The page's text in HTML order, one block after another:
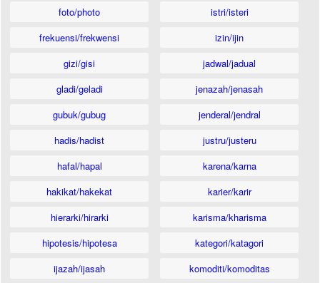
foto/photo
frekuensi/frekwensi
gizi/gisi
gladi/geladi
gubuk/gubug
hadis/hadist
hafal/hapal
hakikat/hakekat
hierarki/hirarki
hipotesis/hipotesa
ijazah/ijasah
istri/isteri
izin/ijin
jadwal/jadual
jenazah/jenasah
jenderal/jendral
justru/justeru
karena/karna
karier/karir
karisma/kharisma
kategori/katagori
komoditi/komoditas